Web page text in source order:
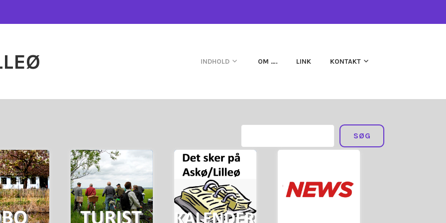
INDHOLD OM …. LINK KONTAKT
SØG
for
og
Information for en-
og flerdagesturister
Fortsæt....
Information om
arrangementer på
Askø/Lilleø
Fortsæt....
Nyheder om/fra
Askø/Lilleø